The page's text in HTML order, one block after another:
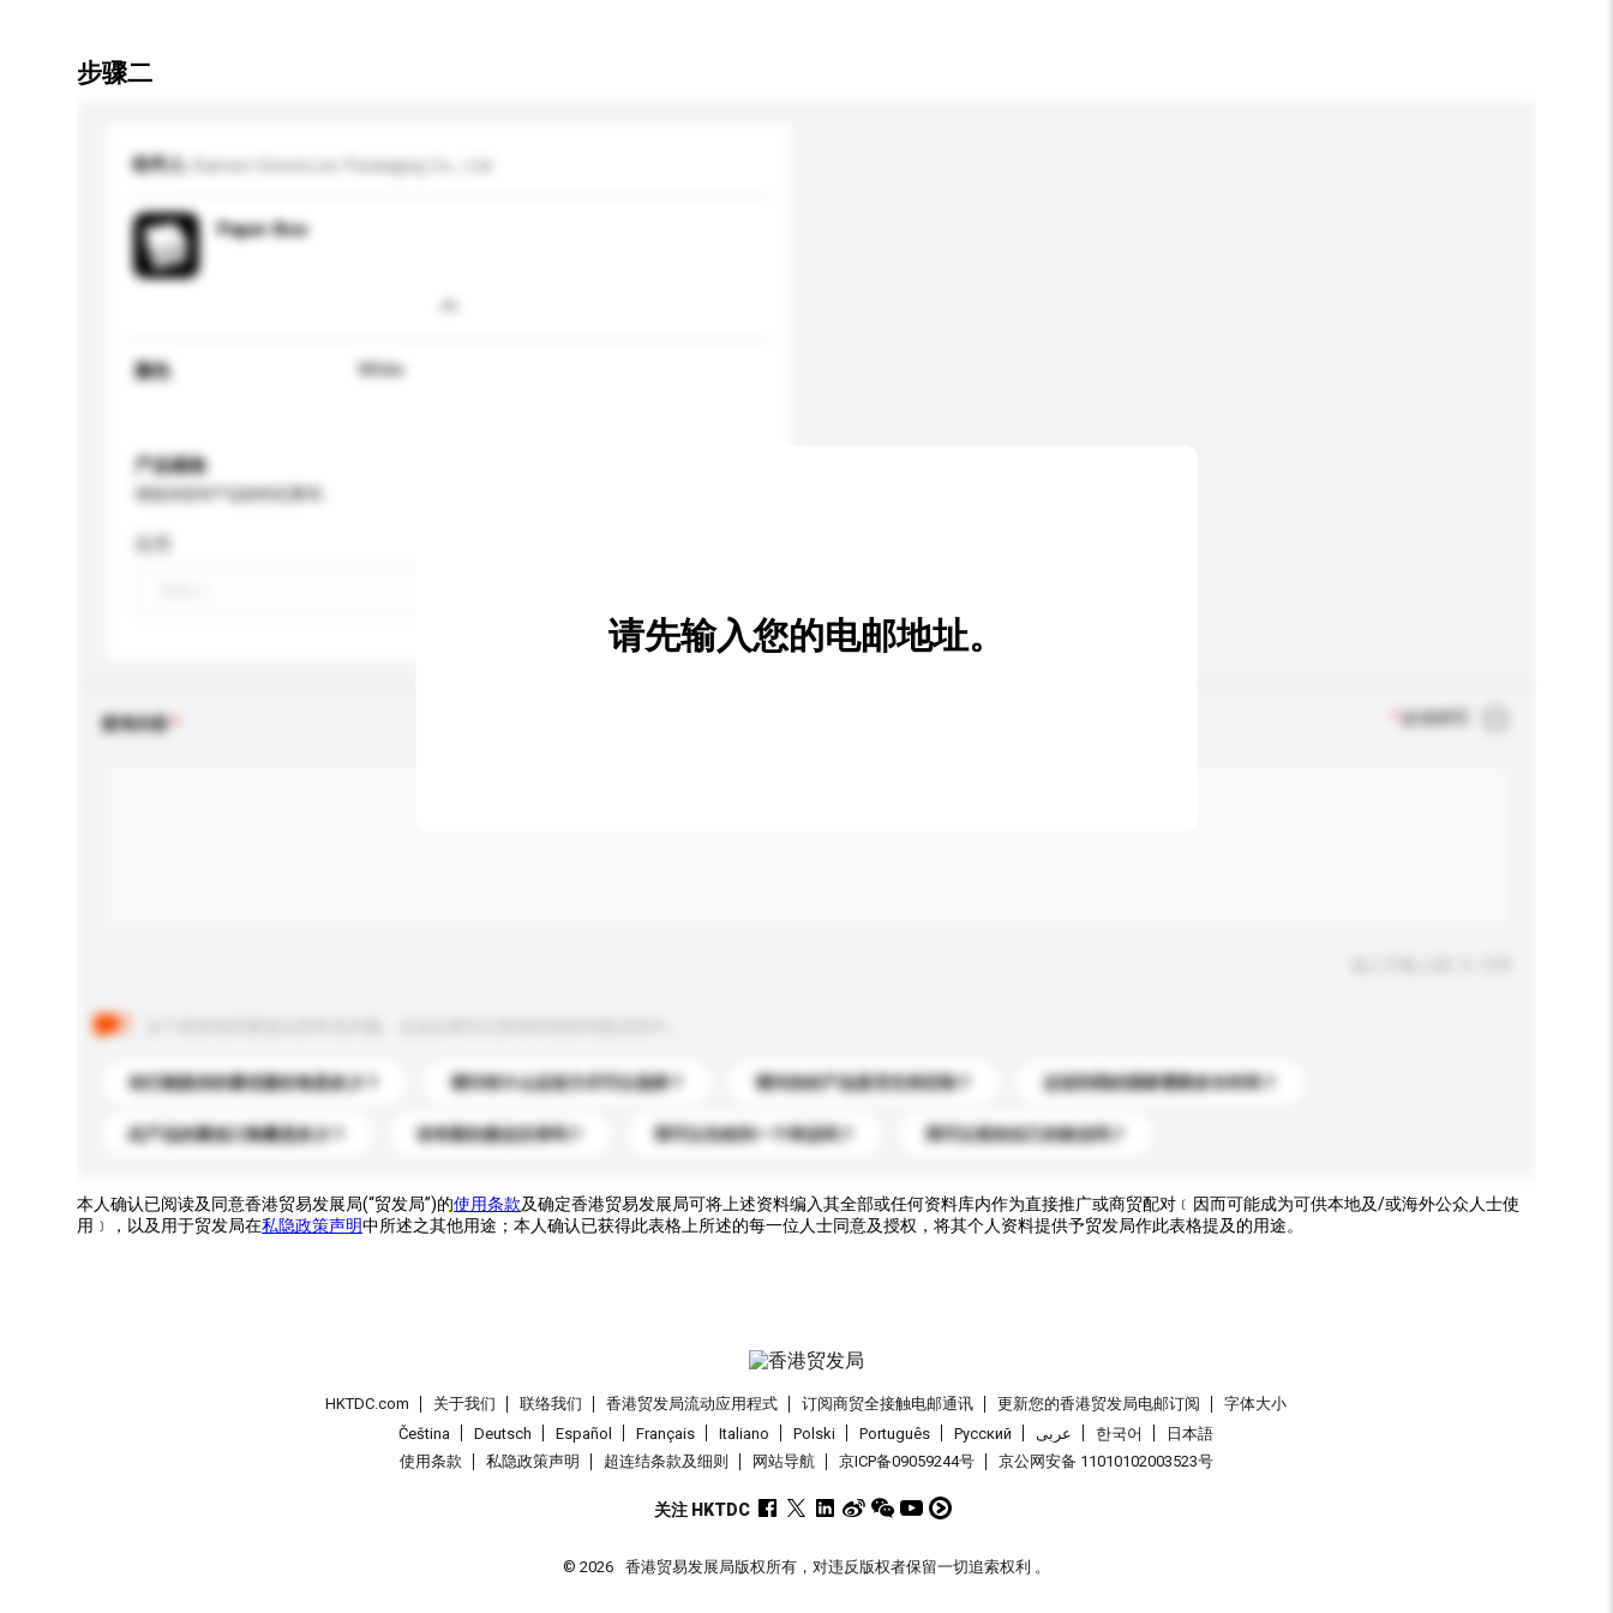
步骤二
收件人 Xiamen GreenLee Packaging Co., Ltd
Paper Box
颜色 White
产品规格
查询内容 必须填写
你们能提供的最优惠价格是多少？ 请问有什么运送方式可以选择？ 请问你的产品是否支持定制？ 运送到我的国家需要多长时间？
此产品的最低订购量是多少？ 你有新的產品目录吗？ 我可以先收到一个样品吗？ 我可以添加自己的标志吗？
请先输入您的电邮地址。
本人确认已阅读及同意香港贸易发展局(“贸发局”)的使用条款及确定香港贸易发展局可将上述资料编入其全部或任何资料库内作为直接推广或商贸配对﹝因而可能成为可供本地及/或海外公众人士使
用﹞，以及用于贸发局在私隐政策声明中所述之其他用途；本人确认已获得此表格上所述的每一位人士同意及授权，将其个人资料提供予贸发局作此表格提及的用途。
HKTDC.com 关于我们 联络我们 香港贸发局流动应用程式 订阅商贸全接触电邮通讯 更新您的香港贸发局电邮订阅
字体大小
Čeština
Deutsch Español Français Italiano Polski Português Pусский عربى 한국어
日本語
使用条款
私隐政策声明 超连结条款及细则 网站导航 京ICP备09059244号 京公网安备 11010102003523号
关注 HKTDC
© 2026 香港贸易发展局版权所有，对违反版权者保留一切追索权利 。